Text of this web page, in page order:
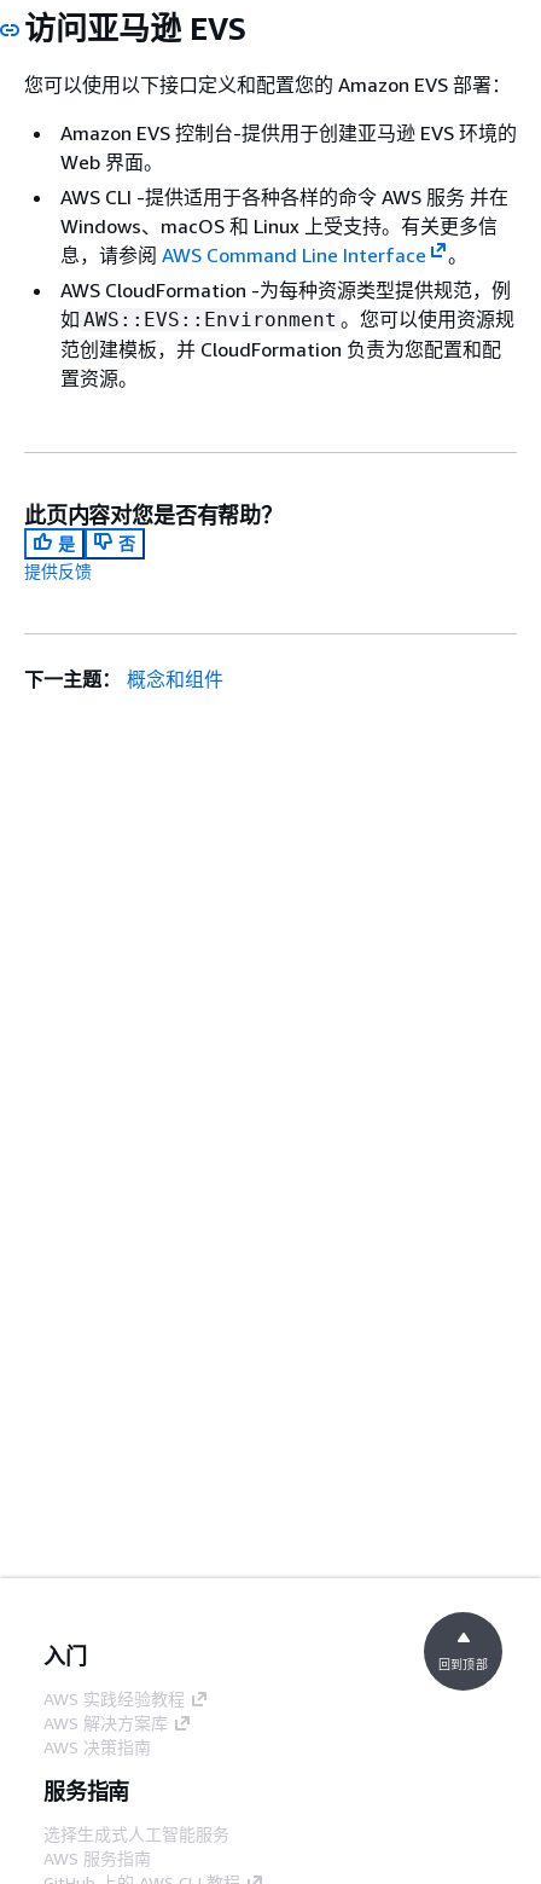
访问亚马逊 EVS
您可以使用以下接口定义和配置您的 Amazon EVS 部署：
Amazon EVS 控制台-提供用于创建亚马逊 EVS 环境的
Web 界面。
AWS CLI -提供适用于各种各样的命令 AWS 服务 并在
Windows、macOS 和 Linux 上受支持。有关更多信
息，请参阅 AWS Command Line Interface
。
AWS CloudFormation -为每种资源类型提供规范，例
如 AWS::EVS::Environment 。您可以使用资源规
范创建模板，并 CloudFormation 负责为您配置和配
置资源。
此页内容对您是否有帮助？
是
否
提供反馈
下一主题： 概念和组件
入门
AWS 实践经验教程
AWS 解决方案库
AWS 决策指南
服务指南
选择生成式人工智能服务
AWS 服务指南
回到顶部